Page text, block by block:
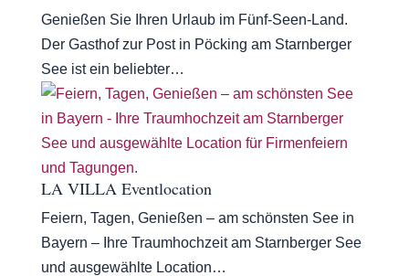
Genießen Sie Ihren Urlaub im Fünf-Seen-Land.
Der Gasthof zur Post in Pöcking am Starnberger
See ist ein beliebter…
LA VILLA Eventlocation
Feiern, Tagen, Genießen – am schönsten See in
Bayern – Ihre Traumhochzeit am Starnberger See
und ausgewählte Location…